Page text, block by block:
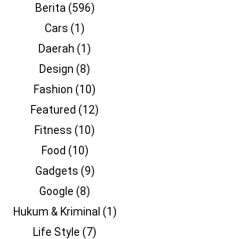
Berita (596)
Cars (1)
Daerah (1)
Design (8)
Fashion (10)
Featured (12)
Fitness (10)
Food (10)
Gadgets (9)
Google (8)
Hukum & Kriminal (1)
Life Style (7)